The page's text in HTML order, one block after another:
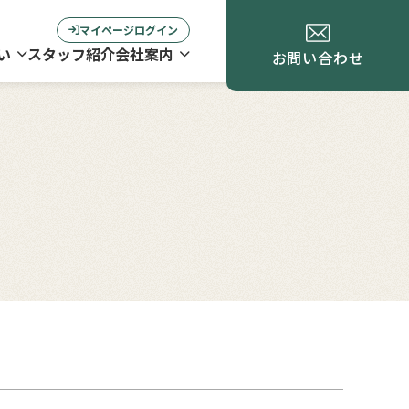
マイページログイン
スタッフ紹介会社案内 お問い合わせ